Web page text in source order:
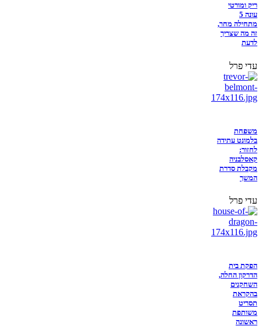
ריק ומורטי
עונה 5
מתחילה מחר,
זה מה שצריך
לדעת
עדי פרל
משפחת
בלמונט עתידה
לחזור:
קאסלבניה
מקבלת סדרת
המשך
עדי פרל
הפקת בית
הדרקון החלה,
השחקנים
בהקראת
תסריט
משותפת
ראשונה